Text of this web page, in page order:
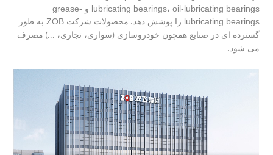
lubricating bearings، oil-lubricating bearings و grease-
lubricating bearings را پوشش دهد . محصولات شرکتZOB به طور
گسترده ای در صنایع همچون خودروسازی(سواری، تجاری، ...) مصرف
می شود .